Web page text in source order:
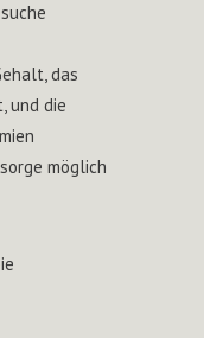
das
und die
möglich